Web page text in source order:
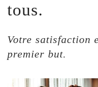
tous.
Votre satisfaction
premier but.